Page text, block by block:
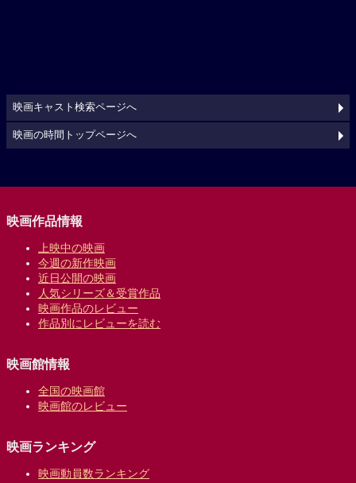
映画キャスト検索ページへ
映画の時間トップページへ
映画作品情報
上映中の映画
今週の新作映画
近日公開の映画
人気シリーズ＆受賞作品
映画作品のレビュー
作品別にレビューを読む
映画館情報
全国の映画館
映画館のレビュー
映画ランキング
映画動員数ランキング